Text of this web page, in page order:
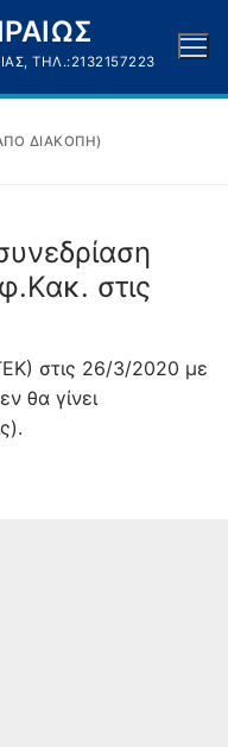
ΤΗΛ.:2132157223
ΔΙΑΚΟΠΉ)
στις
στις 26/3/2020 με
θα γίνει